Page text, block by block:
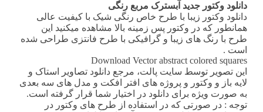
دانلود وکتور جدید آبسترک مربع رنگی
دانلود وکتور زیبا با طرح خاص رنگی شیک با کیفیت عالی
همانطور که در وکتور پس زمینه بالا مشاهده میکنید این
طرح با رنگ های زیبا و گرافیکی با طرح فانتزی طراحی شده
است .
Download Vector abstract colored squares
این تصویر توسط سایت پالت، مرجع دانلود تصاویر استاک و
لایه باز و وکتور و پروژه های افتر افکت و مدل های سه بعدی
به صورت ویژه برای دانلود در اختیار شما قرار گرفته است.
توجه : در صورتی که در استفاده از طرح های وکتور در